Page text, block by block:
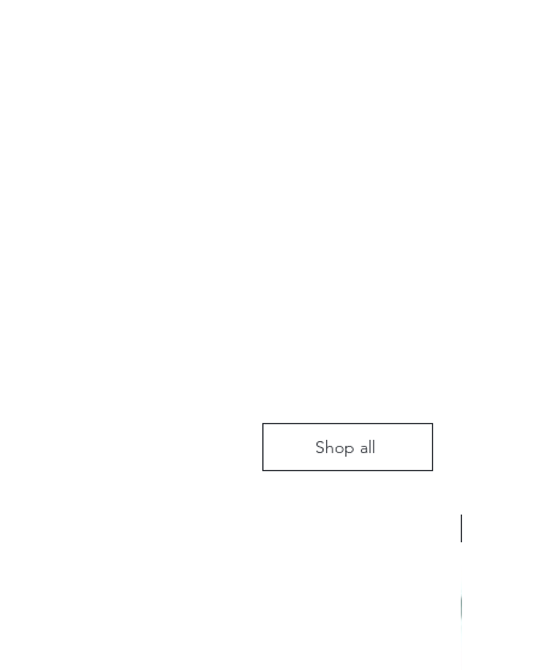
Shop all